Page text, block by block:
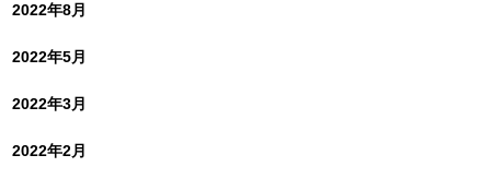
2022年8月
2022年5月
2022年3月
2022年2月